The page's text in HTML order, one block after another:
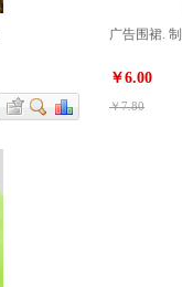
广告围裙.
￥6.00
￥7.80